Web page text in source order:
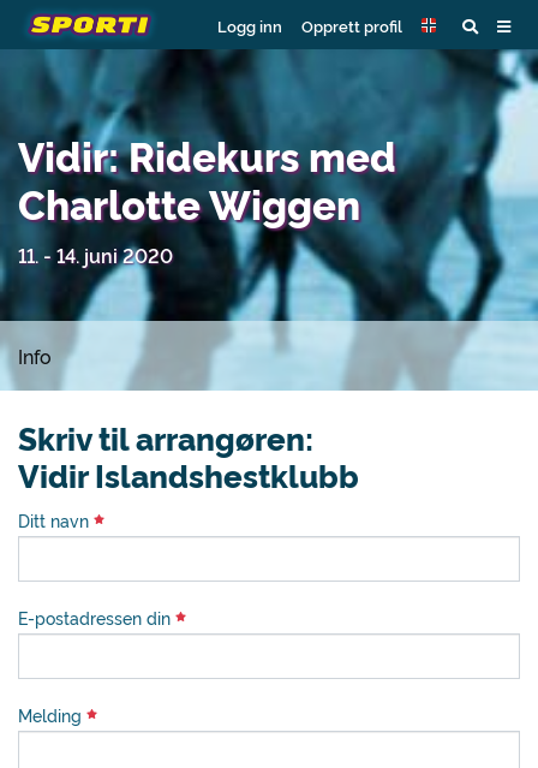
Logg inn Opprett profil
Vidir: Ridekurs med
Charlotte Wiggen
11. - 14. juni 2020
Info
Skriv til arrangøren:
Vidir Islandshestklubb
Ditt navn
E-postadressen din
Melding